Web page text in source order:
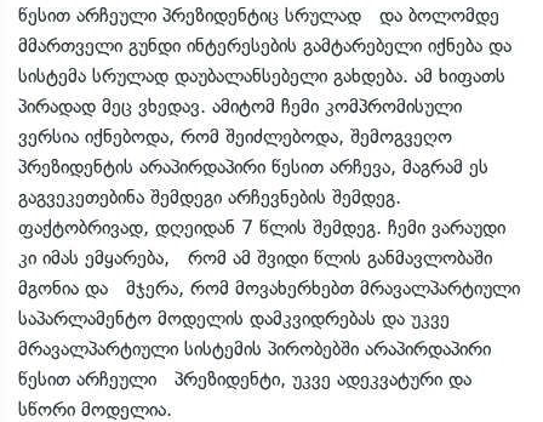
წესით არჩეული პრეზიდენტიც სრულად და ბოლომდე
მმართველი გუნდი ინტერესების გამტარებელი იქნება და
სისტემა სრულად დაუბალანსებელი გახდება. ამ ხიფათს
პირადად მეც ვხედავ. ამიტომ ჩემი კომპრომისული
ვერსია იქნებოდა, რომ შეიძლებოდა, შემოგვეღო
პრეზიდენტის არაპირდაპირი წესით არჩევა, მაგრამ ეს
გაგვეკეთებინა შემდეგი არჩევნების შემდეგ.
ფაქტობრივად, დღეიდან 7 წლის შემდეგ. ჩემი ვარაუდი
კი იმას ემყარება, რომ ამ შვიდი წლის განმავლობაში
მგონია და მჯერა, რომ მოვახერხებთ მრავალპარტიული
საპარლამენტო მოდელის დამკვიდრებას და უკვე
მრავალპარტიული სისტემის პირობებში არაპირდაპირი
წესით არჩეული პრეზიდენტი, უკვე ადეკვატური და
სწორი მოდელია.